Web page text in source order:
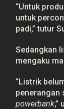
“Untuk
untuk
padi,” tutur
Sedangkan
mengaku
“Listrik
penerangan
powerbank,”